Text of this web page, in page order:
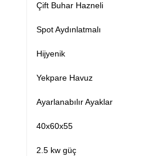
Çift Buhar Hazneli
Spot Aydınlatmalı
Hijyenik
Yekpare Havuz
Ayarlanabılır Ayaklar
40x60x55
2.5 kw güç